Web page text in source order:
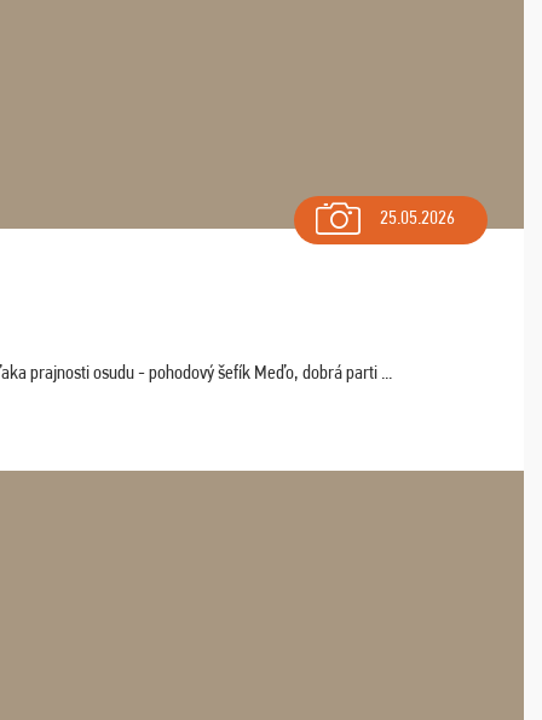
25.05.2026
prajnosti osudu - pohodový šefík Meďo, dobrá parti ...